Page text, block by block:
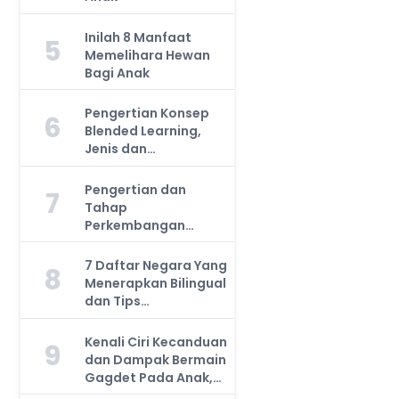
5
Inilah 8 Manfaat
Memelihara Hewan
Bagi Anak
6
Pengertian Konsep
Blended Learning,
Jenis dan
Manfaatnya, Anda
Harus Tahu!
7
Pengertian dan
Tahap
Perkembangan
Kemampuan Kognitif
Anak, Bunda Wajib
Tahu!
8
7 Daftar Negara Yang
Menerapkan Bilingual
dan Tips
Mengajarkan Pada
Anak
9
Kenali Ciri Kecanduan
dan Dampak Bermain
Gagdet Pada Anak,
Orang Tua Wajib